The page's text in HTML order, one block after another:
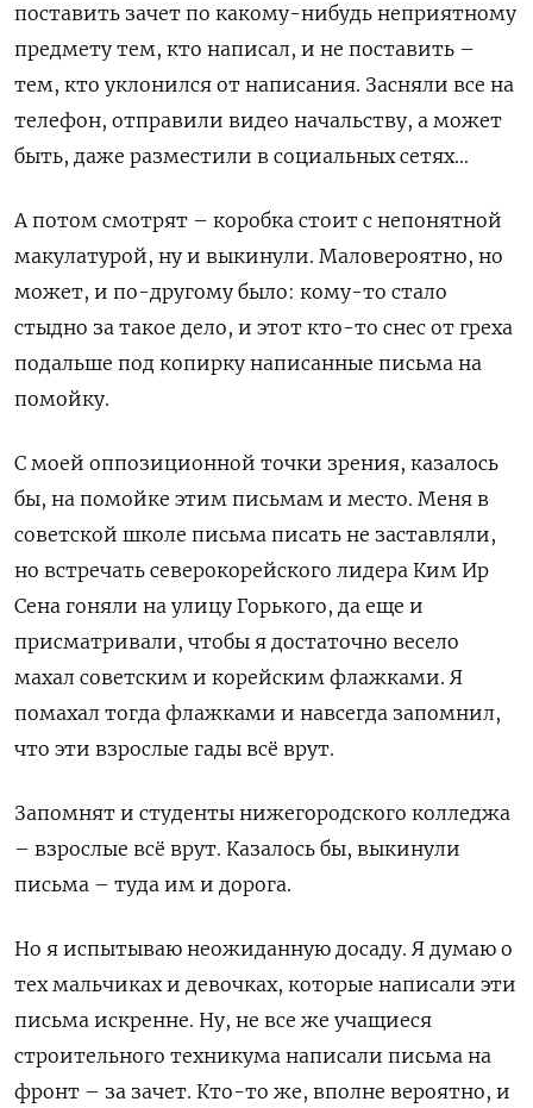
поставить зачет по какому-нибудь неприятному
предмету тем, кто написал, и не поставить –
тем, кто уклонился от написания. Засняли все на
телефон, отправили видео начальству, а может
быть, даже разместили в социальных сетях…
А потом смотрят – коробка стоит с непонятной
макулатурой, ну и выкинули. Маловероятно, но
может, и по-другому было: кому-то стало
стыдно за такое дело, и этот кто-то снес от греха
подальше под копирку написанные письма на
помойку.
С моей оппозиционной точки зрения, казалось
бы, на помойке этим письмам и место. Меня в
советской школе письма писать не заставляли,
но встречать северокорейского лидера Ким Ир
Сена гоняли на улицу Горького, да еще и
присматривали, чтобы я достаточно весело
махал советским и корейским флажками. Я
помахал тогда флажками и навсегда запомнил,
что эти взрослые гады всё врут.
Запомнят и студенты нижегородского колледжа
– взрослые всё врут. Казалось бы, выкинули
письма – туда им и дорога.
Но я испытываю неожиданную досаду. Я думаю о
тех мальчиках и девочках, которые написали эти
письма искренне. Ну, не все же учащиеся
строительного техникума написали письма на
фронт – за зачет. Кто-то же, вполне вероятно, и